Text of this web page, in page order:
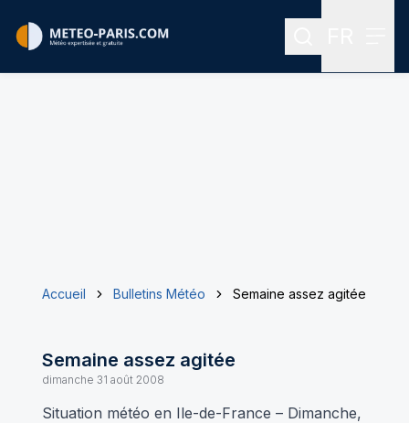
Rechercher
Accueil Bulletins Météo Semaine assez agitée
Semaine assez agitée
dimanche 31 août 2008
Situation météo en Ile-de-France – Dimanche,